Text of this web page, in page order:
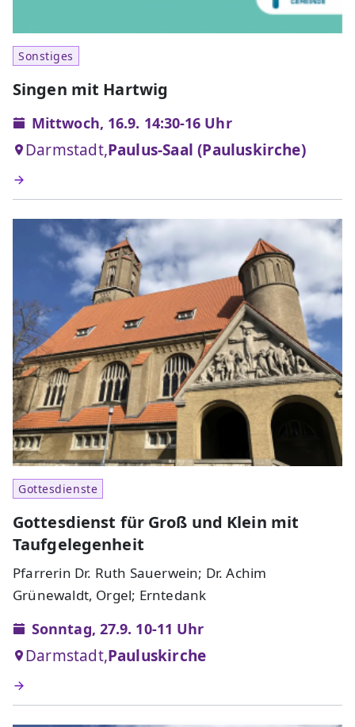
Sonstiges
Singen mit Hartwig
Mittwoch, 16.9. 14:30-16 Uhr
Darmstadt,Paulus-Saal (Pauluskirche)
Gottesdienste
Gottesdienst für Groß und Klein mit
Taufgelegenheit
Pfarrerin Dr. Ruth Sauerwein; Dr. Achim
Grünewaldt, Orgel; Erntedank
Sonntag, 27.9. 10-11 Uhr
Darmstadt,Pauluskirche